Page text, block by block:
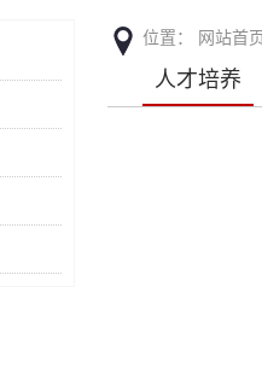
位置： 网站首
人才培养